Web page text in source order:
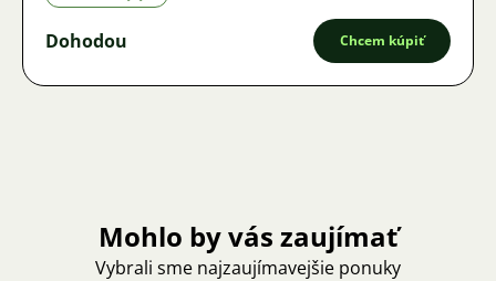
Dohodou Chcem kúpiť
Mohlo by vás zaujímať
Vybrali sme najzaujímavejšie ponuky